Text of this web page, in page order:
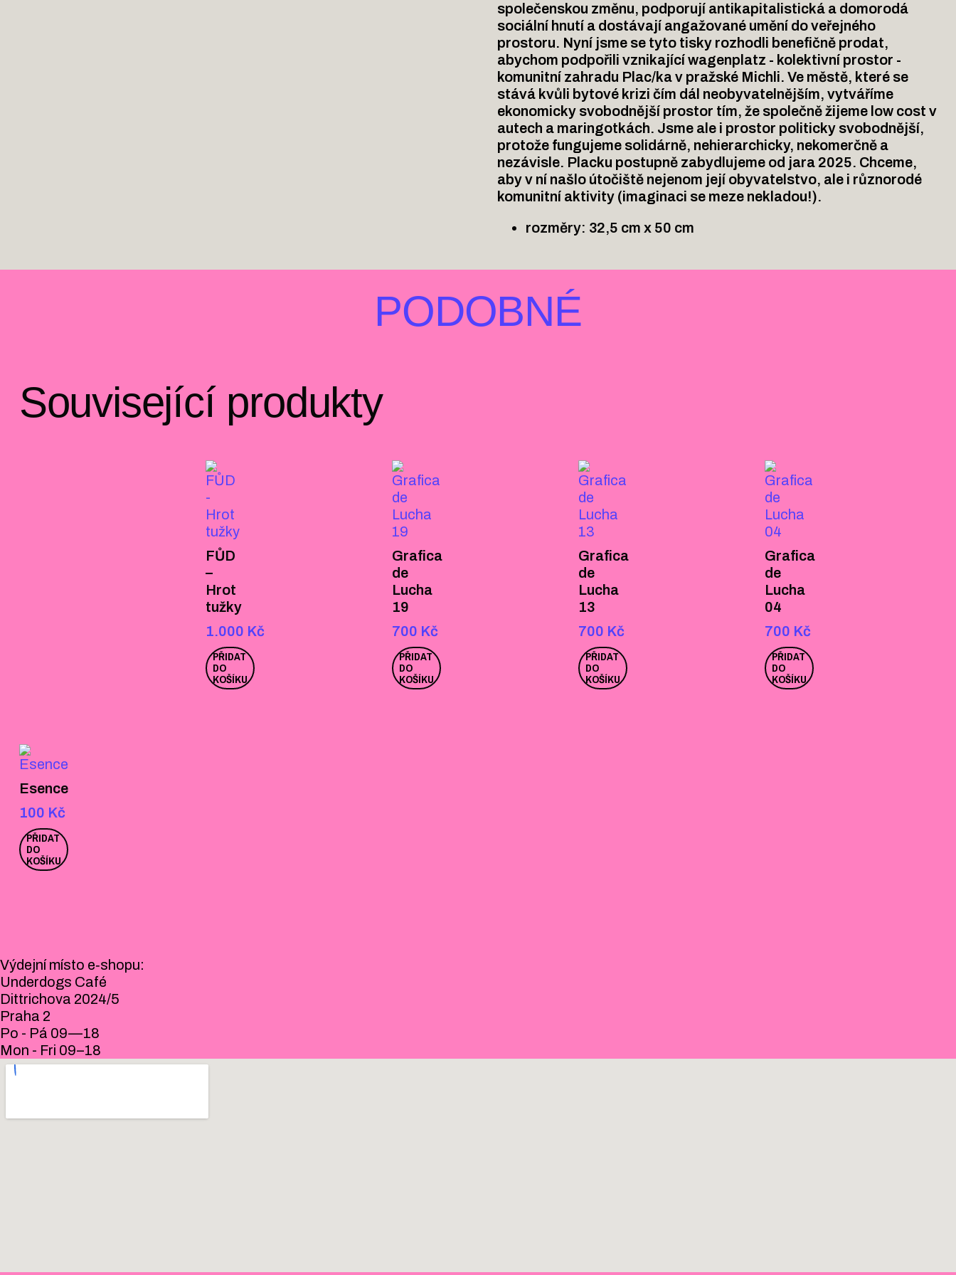
společenskou změnu, podporují antikapitalistická a domorodá
sociální hnutí a dostávají angažované umění do veřejného
prostoru. Nyní jsme se tyto tisky rozhodli benefičně prodat,
abychom podpořili vznikající wagenplatz - kolektivní prostor -
komunitní zahradu Plac/ka v pražské Michli. Ve městě, které se
stává kvůli bytové krizi čím dál neobyvatelnějším, vytváříme
ekonomicky svobodnější prostor tím, že společně žijeme low cost v
autech a maringotkách. Jsme ale i prostor politicky svobodnější,
protože fungujeme solidárně, nehierarchicky, nekomerčně a
nezávisle. Placku postupně zabydlujeme od jara 2025. Chceme,
aby v ní našlo útočiště nejenom její obyvatelstvo, ale i různorodé
komunitní aktivity (imaginaci se meze nekladou!).
rozměry: 32,5 cm x 50 cm
PODOBNÉ
Související produkty
FŮD
–
Hrot
tužky
1.000 Kč
PŘIDAT
DO
KOŠÍKU
Grafica
de
Lucha
19
700 Kč
PŘIDAT
DO
KOŠÍKU
Grafica
de
Lucha
13
700 Kč
PŘIDAT
DO
KOŠÍKU
Grafica
de
Lucha
04
700 Kč
PŘIDAT
DO
KOŠÍKU
Esence
100 Kč
PŘIDAT
DO
KOŠÍKU
Výdejní místo e‑shopu:
Underdogs Café
Dittrichova 2024/5
Praha 2
Po - Pá 09—18
Mon - Fri 09–18